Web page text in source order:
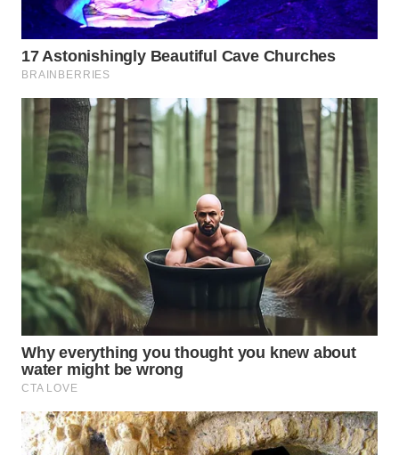
WN
BOROBUDUR
WN
MADURA
WN
SURABAYA
WN
NATUNA
WN
BINTAN
WN
MANDALIKA
WN
LIKUPANG